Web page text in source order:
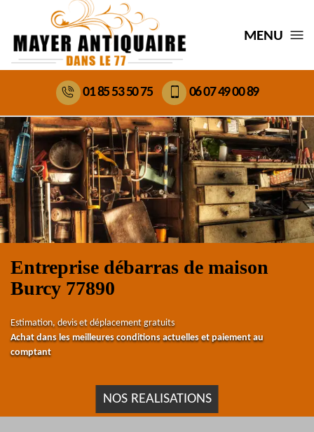
MENU
01 85 53 50 75 06 07 49 00 89
Entreprise débarras de maison
Burcy 77890
Estimation, devis et déplacement gratuits
Achat dans les meilleures conditions actuelles et paiement au
comptant
NOS REALISATIONS